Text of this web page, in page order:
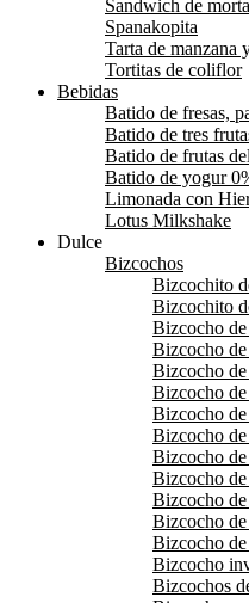
Sandwich de
Spanakopita
Tarta de manzana
Tortitas de coliflor
Bebidas
Batido de fresas,
Batido de tres
Batido de frutas
Batido de yogur
Limonada con
Lotus Milkshake
Dulce
Bizcochos
Bizcochito
Bizcochito
Bizcocho
Bizcocho
Bizcocho
Bizcocho
Bizcocho
Bizcocho
Bizcocho de
Bizcocho
Bizcocho
Bizcocho
Bizcocho de
Bizcocho
Bizcochos